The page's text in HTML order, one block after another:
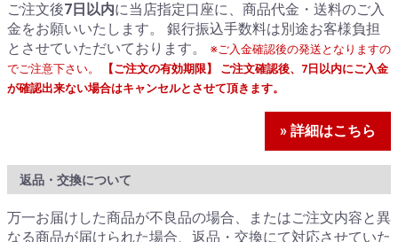
ご注文後7日以内に当店指定口座に、商品代金・送料のご入
金をお願いいたします。 銀行振込手数料は別途お客様負担
とさせていただいております。
※ご入金確認後の発送となりますの
でご注意下さい。
【ご注文の有効期限】 ご注文確認後、7日以内にご入金
が確認出来ない場合はキャンセルとさせて頂きます。
» 詳細はこちら
返品・交換について
万一お届けした商品が不良品の場合、またはご注文内容と異
なる商品が届けられた場合、返品・交換にて対応させていた